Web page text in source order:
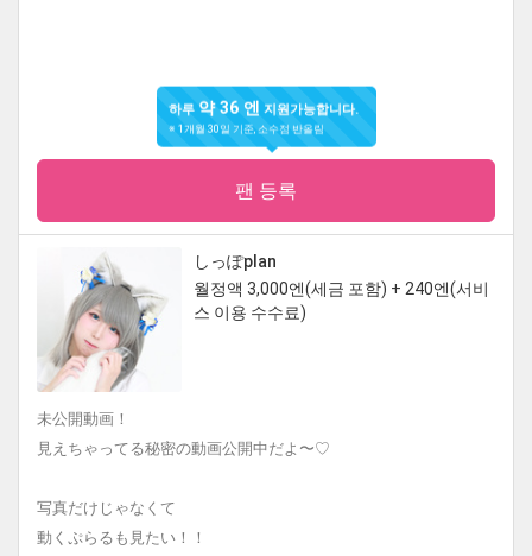
하루약 36 엔지원가능합니다.
※ 1개월 30일 기준, 소수점 반올림
팬 등록
しっぽplan
월정액 3,000엔(세금 포함) + 240엔(서비
스 이용 수수료)
未公開動画！
見えちゃってる秘密の動画公開中だよ〜♡
写真だけじゃなくて
動くぷらるも見たい！！